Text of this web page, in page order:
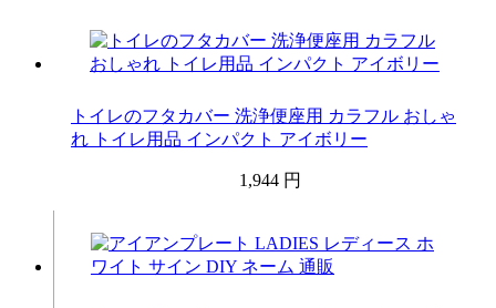
トイレのフタカバー 洗浄便座用 カラフル おしゃ
れ トイレ用品 インパクト アイボリー
1,944 円